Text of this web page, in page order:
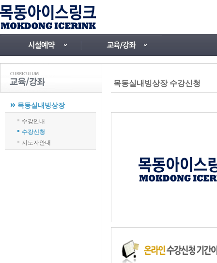
목동실내빙상장
수강안내
수강신청
지도자안내
목동실내빙상장 수강신청